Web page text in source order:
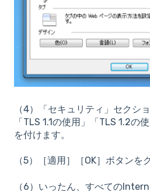
（4）「セキュリティ」セクシ
「TLS 1.1の使用」「TLS 1.2の
を付けます。
（5）［適用］［OK］ボタンを
（6）いったん、すべての